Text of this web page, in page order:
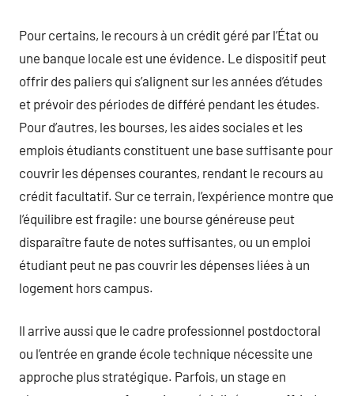
Pour certains, le recours à un crédit géré par l’État ou
une banque locale est une évidence. Le dispositif peut
offrir des paliers qui s’alignent sur les années d’études
et prévoir des périodes de différé pendant les études.
Pour d’autres, les bourses, les aides sociales et les
emplois étudiants constituent une base suffisante pour
couvrir les dépenses courantes, rendant le recours au
crédit facultatif. Sur ce terrain, l’expérience montre que
l’équilibre est fragile: une bourse généreuse peut
disparaître faute de notes suffisantes, ou un emploi
étudiant peut ne pas couvrir les dépenses liées à un
logement hors campus.
Il arrive aussi que le cadre professionnel postdoctoral
ou l’entrée en grande école technique nécessite une
approche plus stratégique. Parfois, un stage en